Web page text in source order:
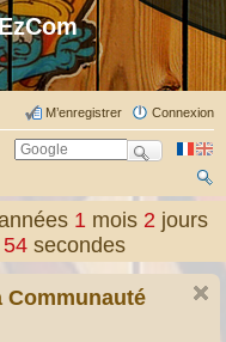
Connexion
M’enregistrer
ch
er
1 mois2 jours
54 secondes
Communauté